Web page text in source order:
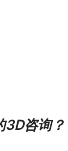
3D咨询？